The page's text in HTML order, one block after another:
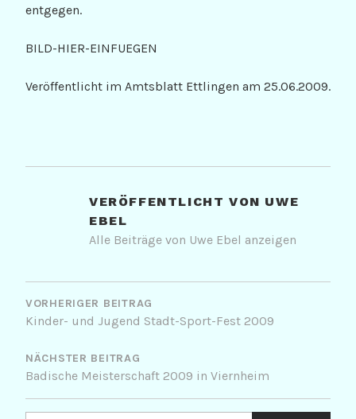
entgegen.
BILD-HIER-EINFUEGEN
Veröffentlicht im Amtsblatt Ettlingen am 25.06.2009.
VERÖFFENTLICHT VON UWE
EBEL
Alle Beiträge von Uwe Ebel anzeigen
BEITRAGSNAVIGATION
VORHERIGER BEITRAG
Kinder- und Jugend Stadt-Sport-Fest 2009
NÄCHSTER BEITRAG
Badische Meisterschaft 2009 in Viernheim